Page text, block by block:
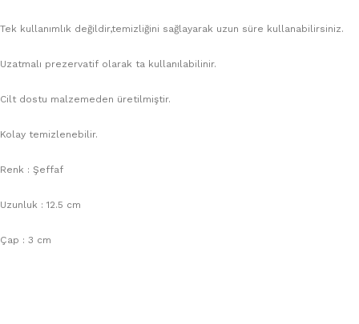
Tek kullanımlık değildir,temizliğini sağlayarak uzun süre kullanabilirsiniz.
Uzatmalı prezervatif olarak ta kullanılabilinir.
Cilt dostu malzemeden üretilmiştir.
Kolay temizlenebilir.
Renk : Şeffaf
Uzunluk : 12.5 cm
Çap : 3 cm